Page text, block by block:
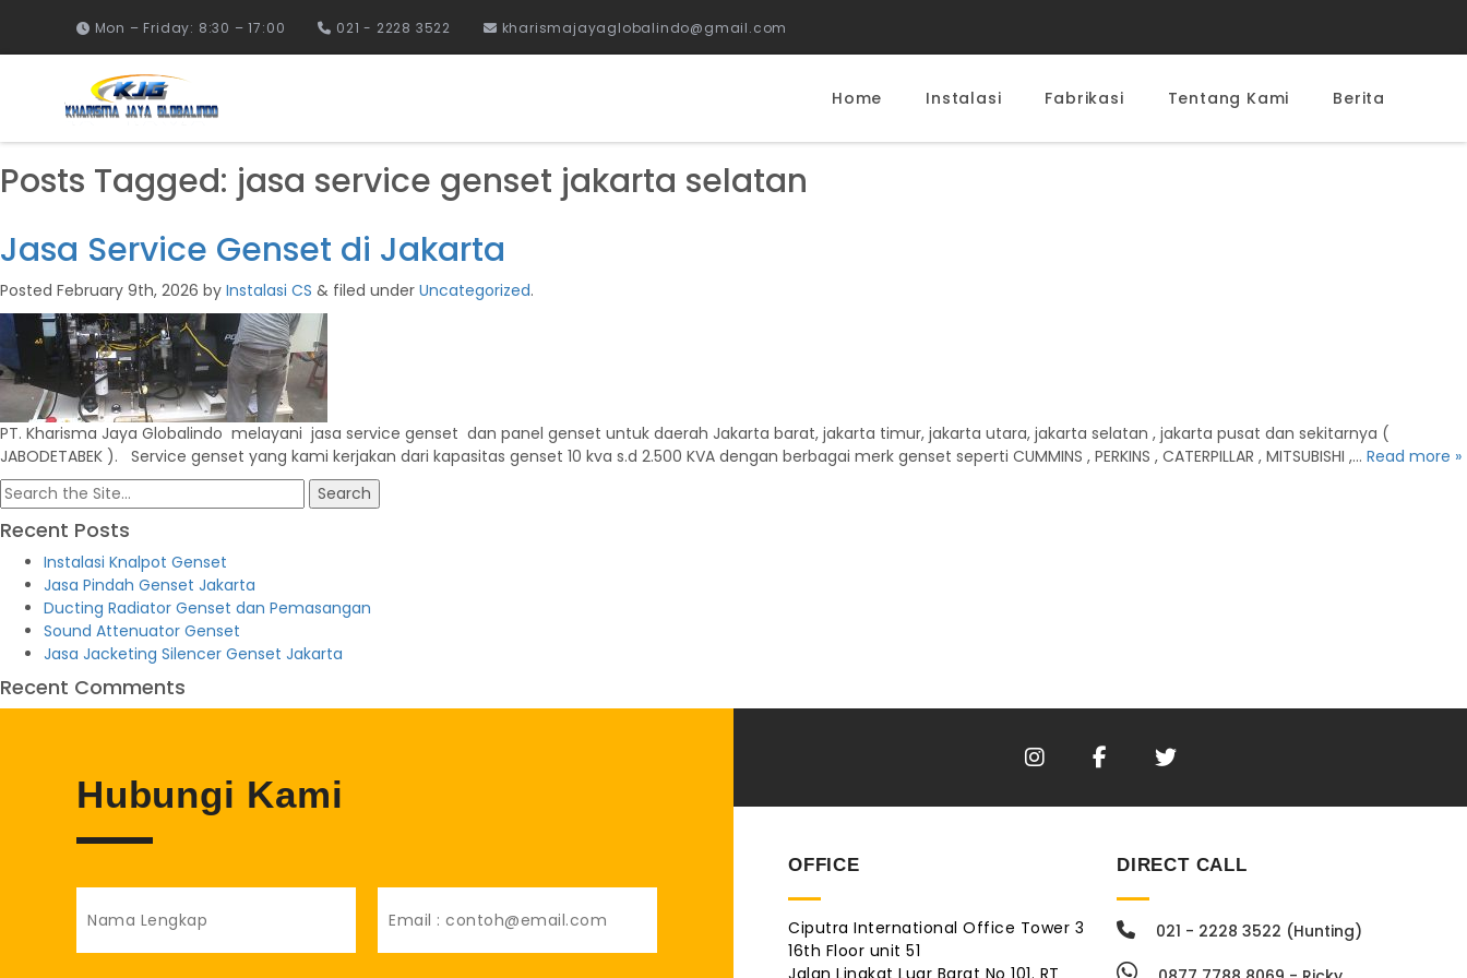
Mon – Friday: 8:30 – 17:00 021 - 2228 3522 kharismajayaglobalindo@gmail.com
Home Instalasi Fabrikasi Tentang Kami Berita
Posts Tagged: jasa service genset jakarta selatan
Jasa Service Genset di Jakarta
Posted February 9th, 2026 by Instalasi CS & filed under Uncategorized.
PT. Kharisma Jaya Globalindo melayani jasa service genset dan panel genset untuk daerah Jakarta barat, jakarta timur, jakarta utara, jakarta selatan , jakarta pusat dan sekitarnya (
JABODETABEK ). Service genset yang kami kerjakan dari kapasitas genset 10 kva s.d 2.500 KVA dengan berbagai merk genset seperti CUMMINS , PERKINS , CATERPILLAR , MITSUBISHI ,… Read more »
Search
for:
Recent Posts
Instalasi Knalpot Genset
Jasa Pindah Genset Jakarta
Ducting Radiator Genset dan Pemasangan
Sound Attenuator Genset
Jasa Jacketing Silencer Genset Jakarta
Recent Comments
Hubungi Kami
OFFICE
Ciputra International Office Tower 3
16th Floor unit 51
Jalan Lingkat Luar Barat No 101. RT
DIRECT CALL
021 - 2228 3522 (Hunting)